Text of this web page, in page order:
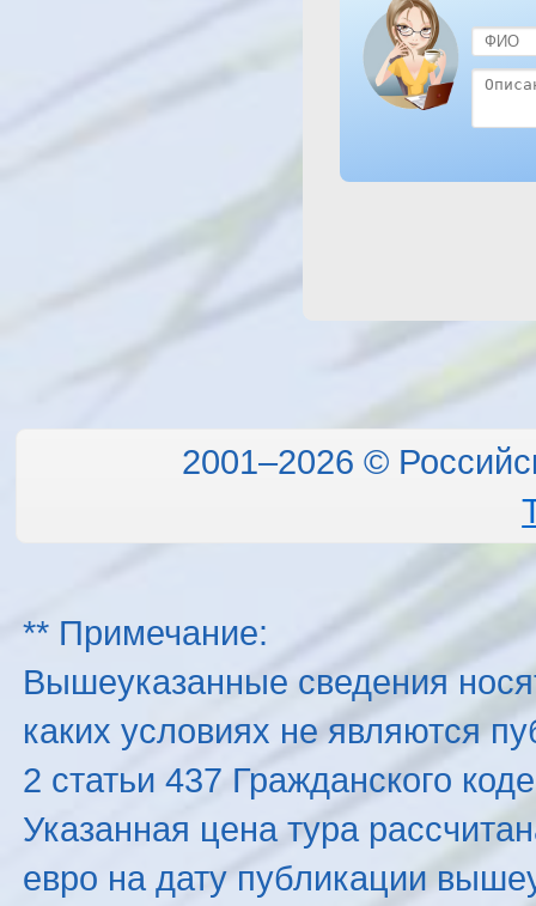
Посмотреть отель
2001–2026 ©
** Примечание:
Вышеуказанные сведения
каких условиях не являются
2 статьи 437 Гражданского
Указанная цена тура
евро на дату публикации